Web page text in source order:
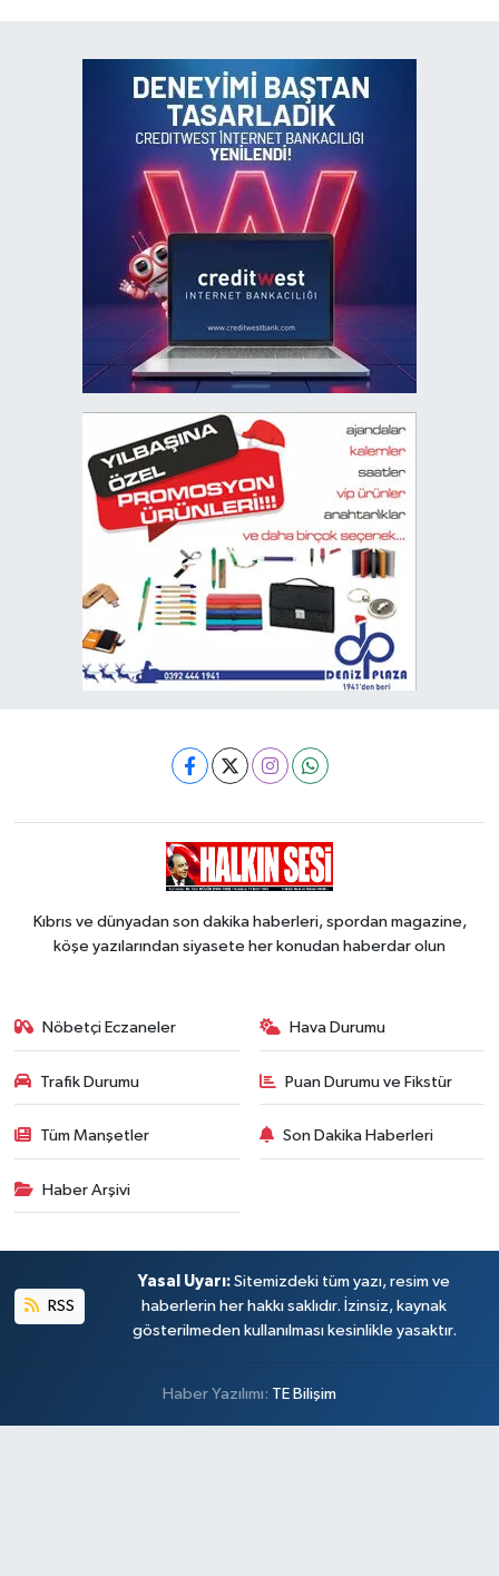
Kıbrıs ve dünyadan son dakika haberleri, spordan magazine,
köşe yazılarından siyasete her konudan haberdar olun
Nöbetçi Eczaneler Hava Durumu
Trafik Durumu Puan Durumu ve Fikstür
Tüm Manşetler Son Dakika Haberleri
Haber Arşivi
RSS
Yasal Uyarı: Sitemizdeki tüm yazı, resim ve
haberlerin her hakkı saklıdır. İzinsiz, kaynak
gösterilmeden kullanılması kesinlikle yasaktır.
Haber Yazılımı: TE Bilişim